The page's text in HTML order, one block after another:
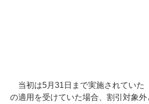
当初は5月31日まで実施されていた
の適用を受けていた場合、割引対象